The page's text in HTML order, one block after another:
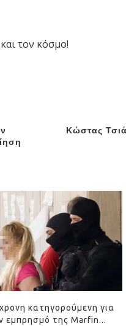
τον κόσμο!
Κώστας
κατηγορούμενη για
εμπρησμό της Marfin...